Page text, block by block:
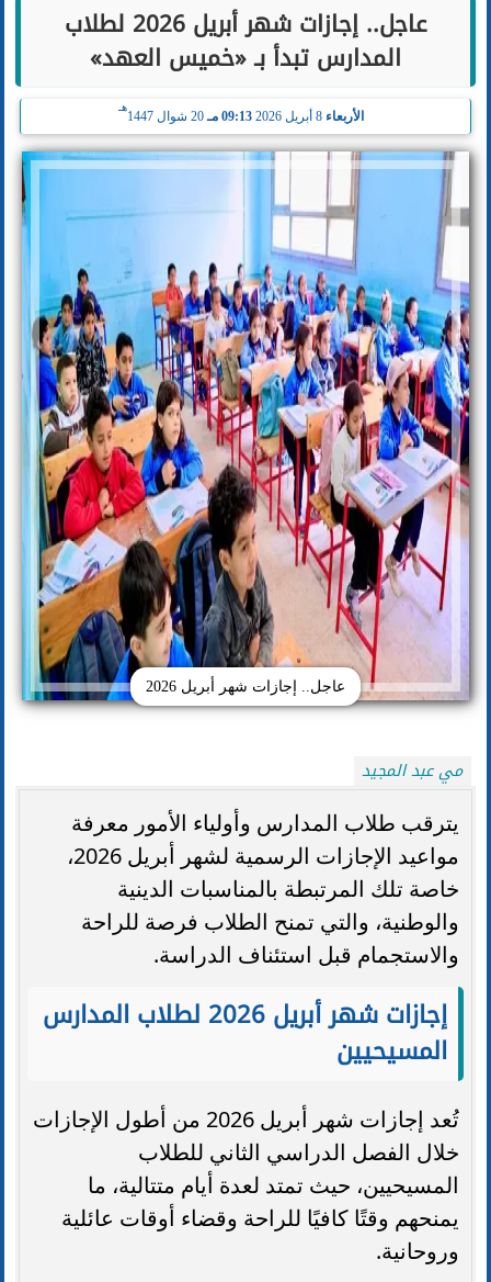
عاجل.. إجازات شهر أبريل 2026 لطلاب
المدارس تبدأ بـ «خميس العهد»
الأربعاء 09:13 مـ 20 شوال 1447
هـ
عاجل.. إجازات شهر أبريل 2026
مي عبد المجيد
يترقب طلاب المدارس وأولياء الأمور معرفة
مواعيد الإجازات الرسمية لشهر أبريل 2026،
خاصة تلك المرتبطة بالمناسبات الدينية
والوطنية، والتي تمنح الطلاب فرصة للراحة
والاستجمام قبل استئناف الدراسة.
إجازات شهر أبريل 2026 لطلاب المدارس
المسيحيين
تُعد إجازات شهر أبريل 2026 من أطول الإجازات
خلال الفصل الدراسي الثاني للطلاب
المسيحيين، حيث تمتد لعدة أيام متتالية، ما
يمنحهم وقتًا كافيًا للراحة وقضاء أوقات عائلية
وروحانية.